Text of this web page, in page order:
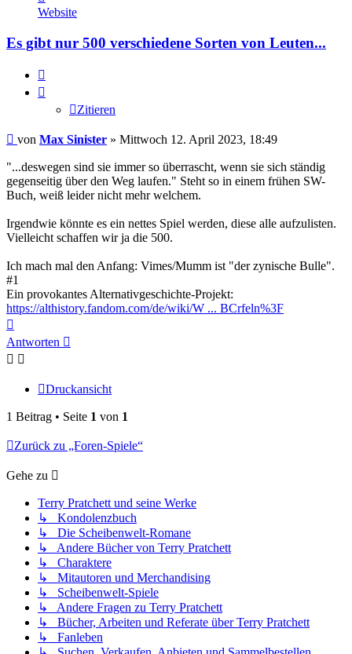
von
Max
Sinister
Website
Es gibt nur 500 verschiedene Sorten von Leuten...
Zitieren
Beitrag
von Max Sinister » Mittwoch 12. April 2023, 18:49
"...deswegen sind sie immer so überrascht, wenn sie sich ständig
gegenseitig über den Weg laufen." Steht so in einem frühen SW-
Buch, weiß leider nicht mehr welchem.
Irgendwie könnte es ein nettes Spiel werden, diese alle aufzulisten.
Vielleicht schaffen wir ja die 500.
Ich mach mal den Anfang: Vimes/Mumm ist "der zynische Bulle".
#1
Ein provokantes Alternativgeschichte-Projekt:
https://althistory.fandom.com/de/wiki/W ... BCrfeln%3F
oben
Antworten
Druckansicht
1 Beitrag • Seite 1 von 1
Zurück zu „Foren-Spiele“
Gehe zu
Terry Pratchett und seine Werke
↳ Kondolenzbuch
↳ Die Scheibenwelt-Romane
↳ Andere Bücher von Terry Pratchett
↳ Charaktere
↳ Mitautoren und Merchandising
↳ Scheibenwelt-Spiele
↳ Andere Fragen zu Terry Pratchett
↳ Bücher, Arbeiten und Referate über Terry Pratchett
↳ Fanleben